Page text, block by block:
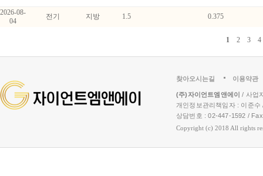
2026-08-
04
전기 지방 1.5 0.375
1 2 3
찾아오시는길 이용약관
(주)자이언트엠앤에이 / 사업
개인정보관리책임자 : 이준
상담번호 : 02-447-1592 /
Copyright (c) 2018 All rights